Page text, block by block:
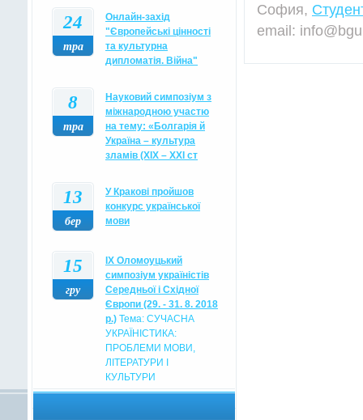
24
тра
Oнлайн-захід
"Європейські цінності
та культурна
дипломатія. Війна"
8
тра
Науковий симпозіум з
міжнародною участю
на тему: «Болгарія й
Україна – культура
зламів (XIX – XXI ст
13
бер
У Кракові пройшов
конкурс української
мови
15
гру
IX Оломоуцький
симпозіум україністів
Середньої і Східної
Європи (29. - 31. 8. 2018
р.) Тема: СУЧАСНА
УКРАЇНІСТИКА:
ПРОБЛЕМИ МОВИ,
ЛІТЕРАТУРИ І
КУЛЬТУРИ
София,
email: